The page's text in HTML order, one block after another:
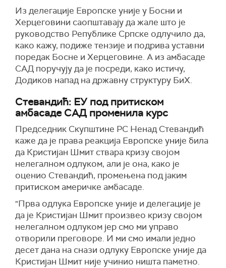
Из делегације Европске уније у Босни и
Херцеговини саопштавају да жале што је
руководство Републике Српске одлучило да,
како кажу, подиже тензије и подрива уставни
поредак Босне и Херцеговине. А из амбасаде
САД поручују да је посреди, како истичу,
Додиков напад на државну структуру БиХ.
Стевандић: ЕУ под притиском
амбасаде САД променила курс
Председник Скупштине РС Ненад Стевандић
каже да је права реакција Европске уније била
да Кристијан Шмит ствара кризу својом
нелегалном одлуком, али је она, како је
оценио Стевандић, промењена под јаким
притиском америчке амбасаде.
"Прва одлука Европске уније и делегације је
да је Кристијан Шмит произвео кризу својом
нелегалном одлуком јер смо ми управо
отворили преговоре. И ми смо имали једнo
десет дана на снази одлуку Европске уније да
Кристијан Шмит није учинио ништа паметно.